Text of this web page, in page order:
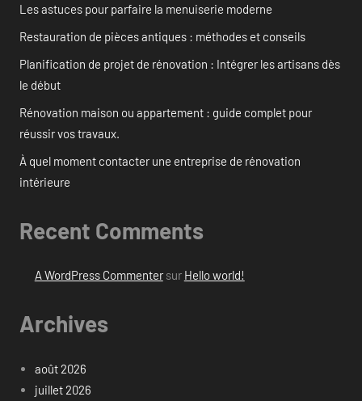
Les astuces pour parfaire la menuiserie moderne
Restauration de pièces antiques : méthodes et conseils
Planification de projet de rénovation : Intégrer les artisans dès
le début
Rénovation maison ou appartement : guide complet pour
réussir vos travaux.
À quel moment contacter une entreprise de rénovation
intérieure
Recent Comments
A WordPress Commentersur Hello world!
Archives
août 2026
juillet 2026